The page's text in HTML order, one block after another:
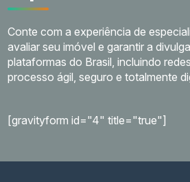
Conte com a experiência de
avaliar seu imóvel e garantir a
plataformas do Brasil, incluindo
processo ágil, seguro e totalmente
[gravityform id="4" title="true"]